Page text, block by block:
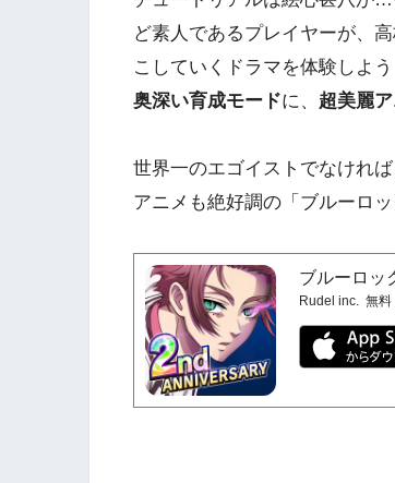
ど素人であるプレイヤーが、
こしていくドラマを体験しよう
奥深い育成モードに、 超美麗
世界一のエゴイストでなけれ
アニメも絶好調の「ブルーロ
ブルーロッ
Rudel inc. 無料